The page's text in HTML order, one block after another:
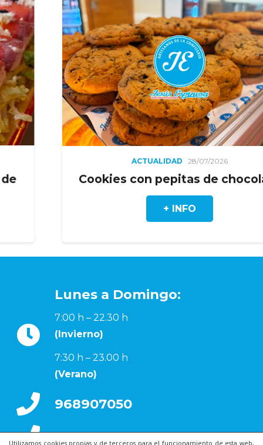
Utilizamos cookies propias y de terceros para el funcionamiento de esta web,
28/07/2026
Cookies con pepitas de chocolate
Lunes a Domingo:
7:00 h – 22.30 h
(Invierno)
7:30 h – 23.00 h
(Verano)
968907050
868077351